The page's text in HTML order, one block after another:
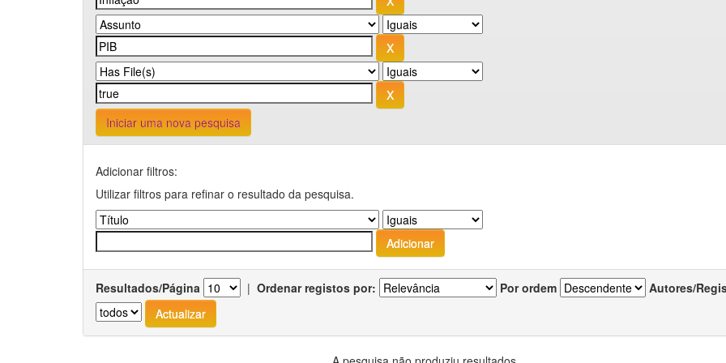
Iniciar uma nova pesquisa
Adicionar filtros:
Utilizar filtros para refinar o resultado da pesquisa.
Resultados/Página | Ordenar registos por: Por ordem Autores/